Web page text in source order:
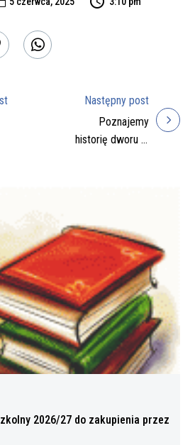
Następny post
Poznajemy
historię dworu w
rok
szkolny
do
zakupienia
przez
rodziców
2026/27 do zakupienia przez